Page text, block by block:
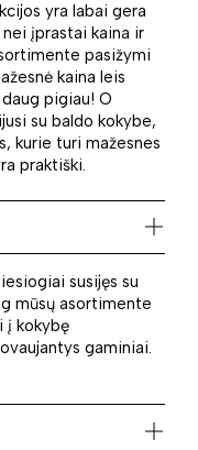
yra labai gera
įprastai kaina ir
pasižymi
kaina leis
pigiau! O
su baldo kokybe,
kurie turi mažesnes
praktiški.
susijęs su
mūsų asortimente
į kokybę
gaminiai.